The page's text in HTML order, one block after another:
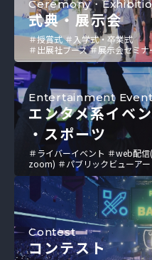
Ceremony・
式典・展示会
＃授賞式 ＃入学式・卒業式
＃出展社ブース ＃展示会セミナ
Entertainment
エンタメ系イベ
・スポーツ
＃ライバーイベント ＃web配信
zoom) ＃パブリックビューアー
Contest
コンテスト